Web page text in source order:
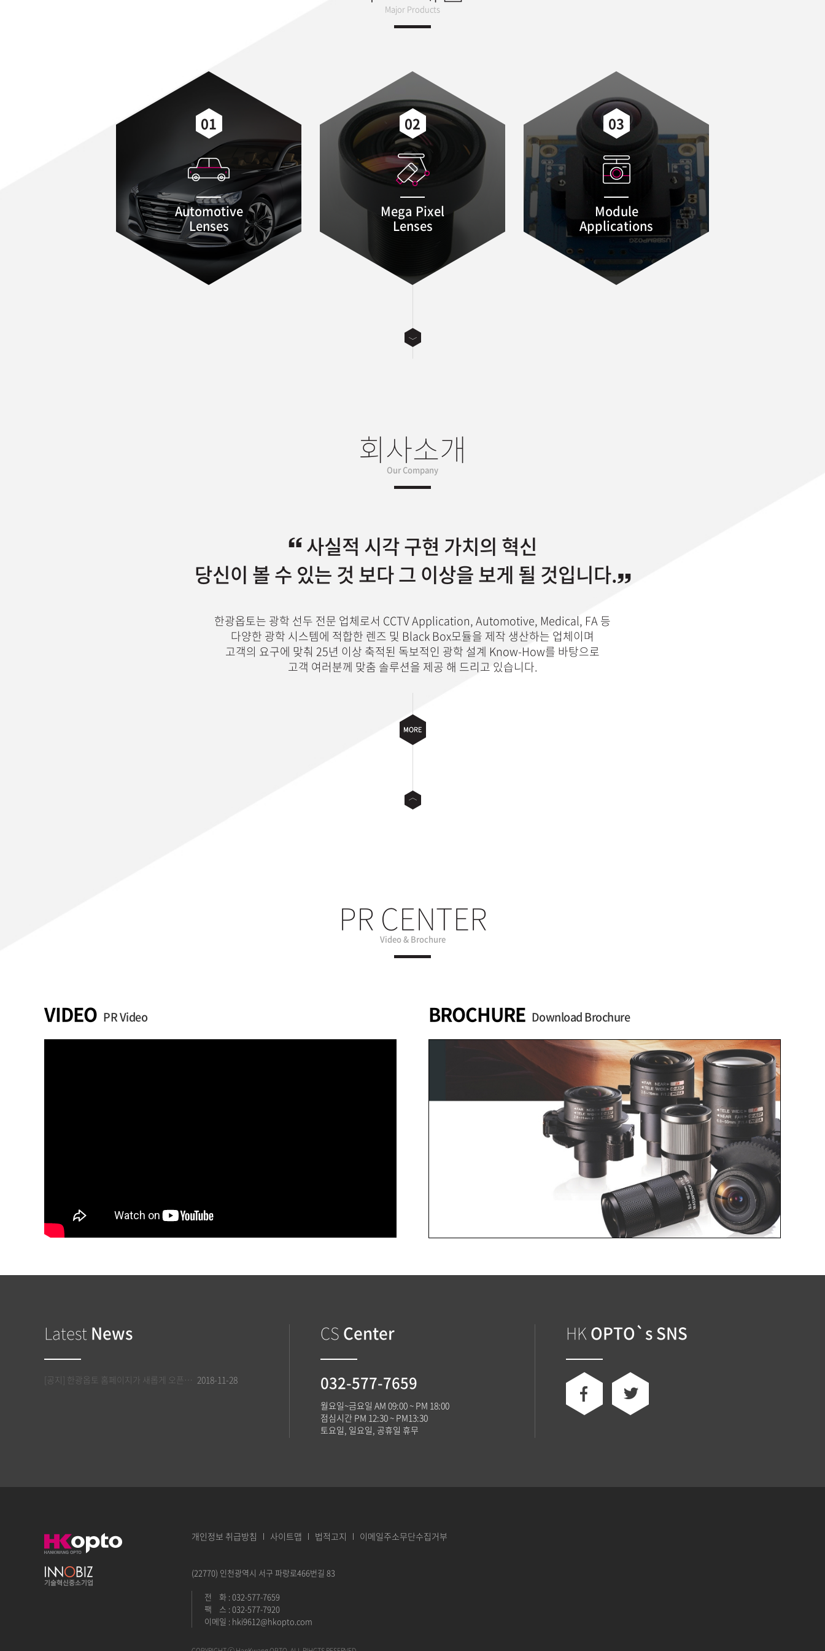
Major Products
01
Automotive
Lenses
02
Mega Pixel
Lenses
03
Module
Applications
회사소개
Our Company
사실적 시각 구현 가치의 혁신
당신이 볼 수 있는 것 보다 그 이상을 보게 될 것입니다.
한광옵토는 광학 선두 전문 업체로서 CCTV Application, Automotive, Medical, FA 등
다양한 광학 시스템에 적합한 렌즈 및 Black Box모듈을 제작 생산하는 업체이며
고객의 요구에 맞춰 25년 이상 축적된 독보적인 광학 설계 Know-How를 바탕으로
고객 여러분께 맞춤 솔루션을 제공 해 드리고 있습니다.
PR CENTER
Video & Brochure
VIDEO PR Video BROCHURE Download Brochure
Latest News
[공지] 한광옵토 홈페이지가 새롭게 오픈합니다. 2018-11-28
CS Center
032-577-7659
월요일~금요일 AM 09:00 ~ PM 18:00
점심시간 PM 12:30 ~ PM13:30
토요일, 일요일, 공휴일 휴무
HK OPTO`s SNS
개인정보 취급방침 사이트맵 법적고지 이메일주소무단수집거부
(22770) 인천광역시 서구 파랑로466번길 83
전
화 : 032-577-7659
팩
스 : 032-577-7920
이메일 : hki9612@hkopto.com